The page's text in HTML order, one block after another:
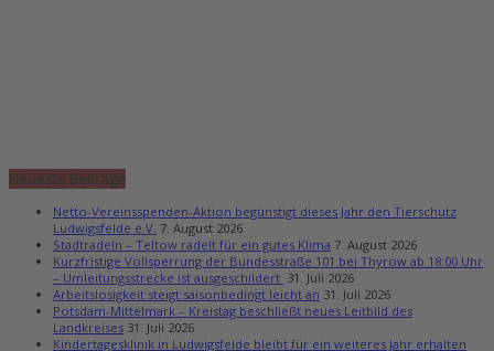
Neueste Beiträge
Netto-Vereinsspenden-Aktion begünstigt dieses Jahr den Tierschutz
Ludwigsfelde e.V. 7. August 2026
Stadtradeln – Teltow radelt für ein gutes Klima 7. August 2026
Kurzfristige Vollsperrung der Bundesstraße 101 bei Thyrow ab 18:00 Uhr
– Umleitungsstrecke ist ausgeschildert 31. Juli 2026
Arbeitslosigkeit steigt saisonbedingt leicht an 31. Juli 2026
Potsdam-Mittelmark – Kreistag beschließt neues Leitbild des
Landkreises 31. Juli 2026
Kindertagesklinik in Ludwigsfelde bleibt für ein weiteres Jahr erhalten